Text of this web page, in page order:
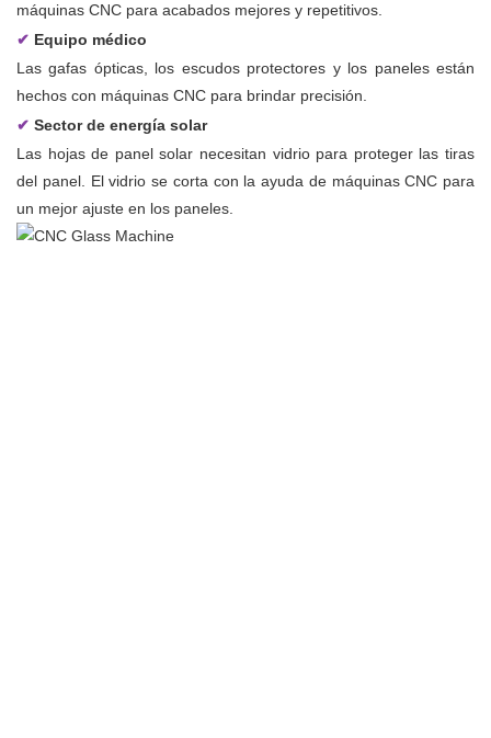
máquinas CNC para acabados mejores y repetitivos.
✔ Equipo médico
Las gafas ópticas, los escudos protectores y los paneles están
hechos con máquinas CNC para brindar precisión.
✔ Sector de energía solar
Las hojas de panel solar necesitan vidrio para proteger las tiras
del panel. El vidrio se corta con la ayuda de máquinas CNC para
un mejor ajuste en los paneles.